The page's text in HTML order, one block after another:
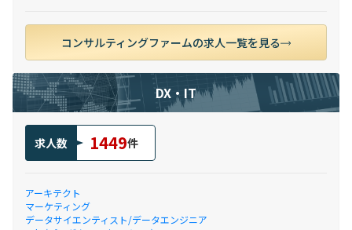
コンサルティングファームの求人一覧を見る
DX・IT
求人数 1449件
アーキテクト
マーケティング
データサイエンティスト/データエンジニア